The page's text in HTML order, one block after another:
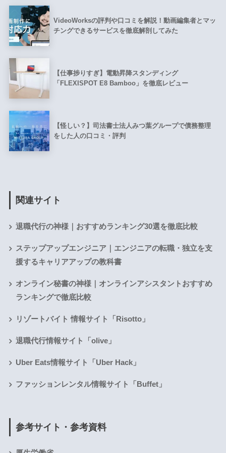
VideoWorksの評判や口コミを解説！動画編集者とマッ
チングできるサービスを徹底解剖してみた
【仕事捗りすぎ】電動昇降スタンディング
「FLEXISPOT E8 Bamboo」を徹底レビュー
【怪しい？】司法書士法人みつ葉グループで債務整理
をした人の口コミ・評判
関連サイト
退職代行の神様｜おすすめランキング30選を徹底比較
ステップアップエンジニア｜エンジニアの転職・独立を支
援するキャリアアップの教科書
オンライン秘書の神様｜オンラインアシスタントおすすめ
ランキングで徹底比較
リゾートバイト 情報サイト「Risotto」
退職代行情報サイト「olive」
Uber Eats情報サイト「Uber Hack」
ファッションレンタル情報サイト「Buffet」
参考サイト・参考資料